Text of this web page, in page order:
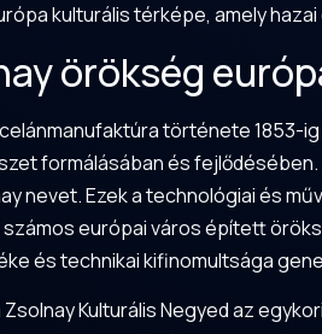
kulturális térképe, amely
örökség
története 1853-
formálásában és
nevet. Ezek a technológiai és
számos európai város épített
és technikai kifinomultsága
Zsolnay Kulturális Negyed az